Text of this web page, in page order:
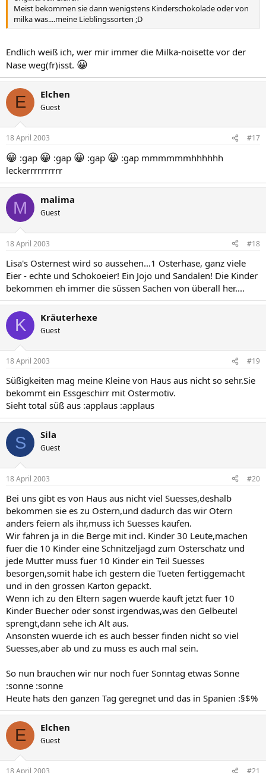
Meist bekommen sie dann wenigstens Kinderschokolade oder von
milka was....meine Lieblingssorten ;D
Endlich weiß ich, wer mir immer die Milka-noisette vor der
Nase weg(fr)isst. 😀
E Elchen
Guest
18 April 2003 #17
😀 :gap 😀 :gap 😀 :gap 😀 :gap mmmmmmhhhhhh
leckerrrrrrrrrr
M malima
Guest
18 April 2003 #18
Lisa's Osternest wird so aussehen...1 Osterhase, ganz viele
Eier - echte und Schokoeier! Ein Jojo und Sandalen! Die Kinder
bekommen eh immer die süssen Sachen von überall her....
K Kräuterhexe
Guest
18 April 2003 #19
Süßigkeiten mag meine Kleine von Haus aus nicht so sehr.Sie
bekommt ein Essgeschirr mit Ostermotiv.
Sieht total süß aus :applaus :applaus
S Sila
Guest
18 April 2003 #20
Bei uns gibt es von Haus aus nicht viel Suesses,deshalb
bekommen sie es zu Ostern,und dadurch das wir Otern
anders feiern als ihr,muss ich Suesses kaufen.
Wir fahren ja in die Berge mit incl. Kinder 30 Leute,machen
fuer die 10 Kinder eine Schnitzeljagd zum Osterschatz und
jede Mutter muss fuer 10 Kinder ein Teil Suesses
besorgen,somit habe ich gestern die Tueten fertiggemacht
und in den grossen Karton gepackt.
Wenn ich zu den Eltern sagen wuerde kauft jetzt fuer 10
Kinder Buecher oder sonst irgendwas,was den Gelbeutel
sprengt,dann sehe ich Alt aus.
Ansonsten wuerde ich es auch besser finden nicht so viel
Suesses,aber ab und zu muss es auch mal sein.
So nun brauchen wir nur noch fuer Sonntag etwas Sonne
:sonne :sonne
Heute hats den ganzen Tag geregnet und das in Spanien :§$%
E Elchen
Guest
18 April 2003 #21